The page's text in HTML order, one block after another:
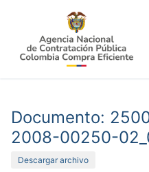
contenido
Documento:
2008-00250-
Descargar archivo